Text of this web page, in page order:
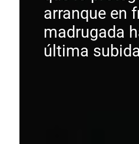
arranque en
madrugada
última